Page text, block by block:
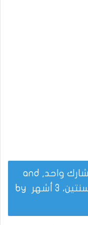
This topic has 0 ردود, مشارك واحد, and
3 أشهر